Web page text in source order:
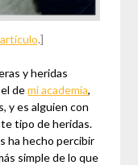
.]
y heridas
el demi academia,
y es alguien con
tipo de heridas.
ha hecho percibir
simple de lo que